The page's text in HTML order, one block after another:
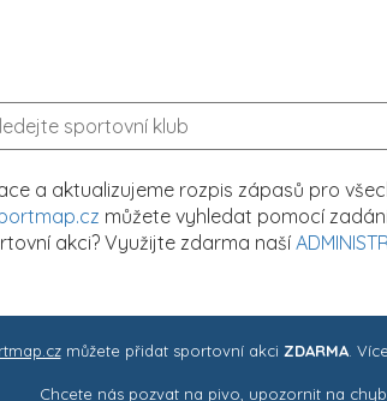
a aktualizujeme rozpis zápasů pro
můžete vyhledat pomocí
akci? Využijte zdarma naší
můžete přidat sportovní akci ZDARMA.
Chcete nás pozvat na pivo, upozornit na